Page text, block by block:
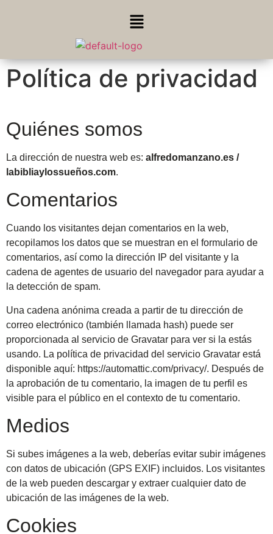
Política de privacidad
Quiénes somos
La dirección de nuestra web es: alfredomanzano.es /
labibliaylossueños.com.
Comentarios
Cuando los visitantes dejan comentarios en la web,
recopilamos los datos que se muestran en el formulario de
comentarios, así como la dirección IP del visitante y la
cadena de agentes de usuario del navegador para ayudar a
la detección de spam.
Una cadena anónima creada a partir de tu dirección de
correo electrónico (también llamada hash) puede ser
proporcionada al servicio de Gravatar para ver si la estás
usando. La política de privacidad del servicio Gravatar está
disponible aquí: https://automattic.com/privacy/. Después de
la aprobación de tu comentario, la imagen de tu perfil es
visible para el público en el contexto de tu comentario.
Medios
Si subes imágenes a la web, deberías evitar subir imágenes
con datos de ubicación (GPS EXIF) incluidos. Los visitantes
de la web pueden descargar y extraer cualquier dato de
ubicación de las imágenes de la web.
Cookies